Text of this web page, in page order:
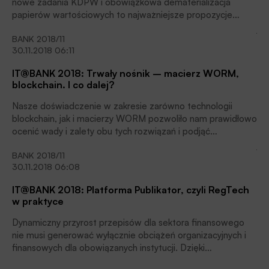
papierów wartościowych to najważniejsze propozycje
Ustawy o zmianie niektórych ustaw w związku ze
wzmocnieniem nadzoru oraz ochrony inwestorów na rynku.
BANK 2018/11
30.11.2018 06:11
IT@BANK 2018: Trwały nośnik – macierz WORM,
blockchain. I co dalej?
Nasze doświadczenie w zakresie zarówno technologii
blockchain, jak i macierzy WORM pozwoliło nam prawidłowo
ocenić wady i zalety obu tych rozwiązań i podjąć
nośnika.
BANK 2018/11
30.11.2018 06:08
IT@BANK 2018: Platforma Publikator, czyli RegTech
w praktyce
Dynamiczny przyrost przepisów dla sektora finansowego
nie musi generować wyłącznie obciążeń organizacyjnych i
finansowych dla obowiązanych instytucji. Dzięki